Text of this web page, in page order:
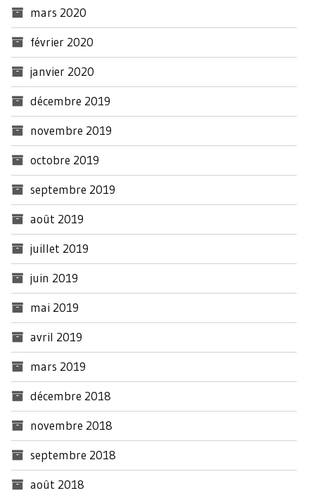
mars 2020
février 2020
janvier 2020
décembre 2019
novembre 2019
octobre 2019
septembre 2019
août 2019
juillet 2019
juin 2019
mai 2019
avril 2019
mars 2019
décembre 2018
novembre 2018
septembre 2018
août 2018